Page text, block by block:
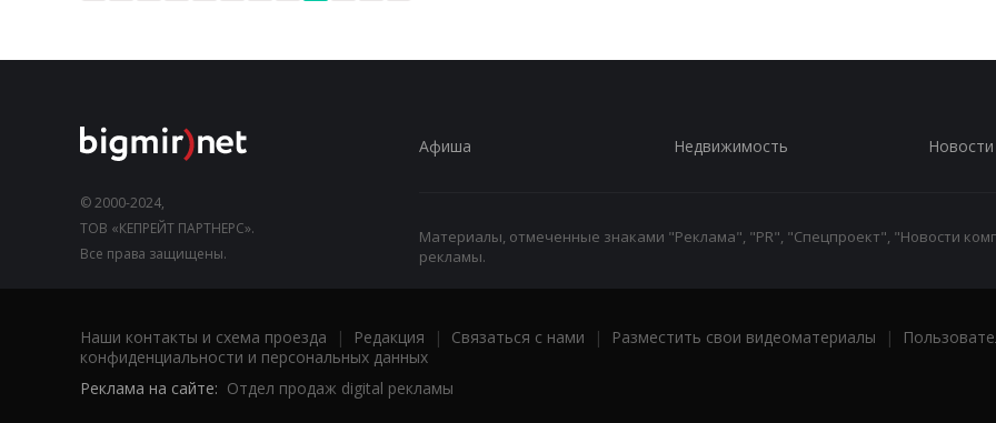
© 2000-2024,
ТОВ «КЕПРЕЙТ ПАРТНЕРС».
Все права защищены.
Афиша Недвижимость Новости
Материалы, отмеченные знаками "Реклама", "PR", "Спецпроект", "Новости
рекламы.
Наши контакты и схема проезда | Редакция | Связаться с нами | Разместить свои видеоматериалы |
конфиденциальности и персональных данных
Реклама на сайте: Отдел продаж digital рекламы